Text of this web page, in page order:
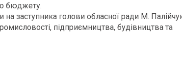
бюджету.
заступника голови обласної ради М.
підприємництва, будівництва та